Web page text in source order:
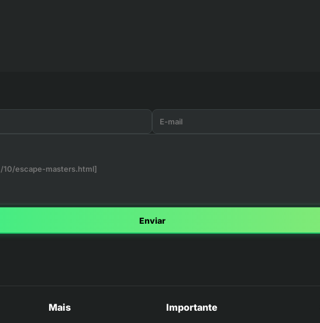
Enviar
Mais Importante